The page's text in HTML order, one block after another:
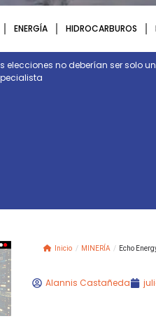
ENERGÍA HIDROCARBUROS
elecciones no deberían ser solo
Inicio / MINERÍA / Echo
Alannis Castañeda